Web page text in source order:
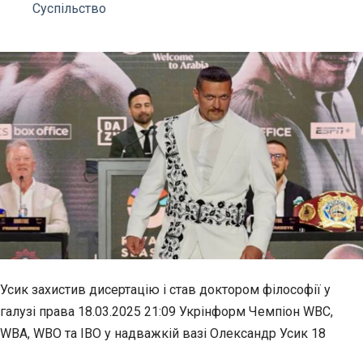
Суспільство
Усик захистив дисертацію і став доктором філософії у
галузі права 18.03.2025 21:09 Укрінформ Чемпіон WBC,
WBA, WBO та IBO у надважкій вазі Олександр Усик 18